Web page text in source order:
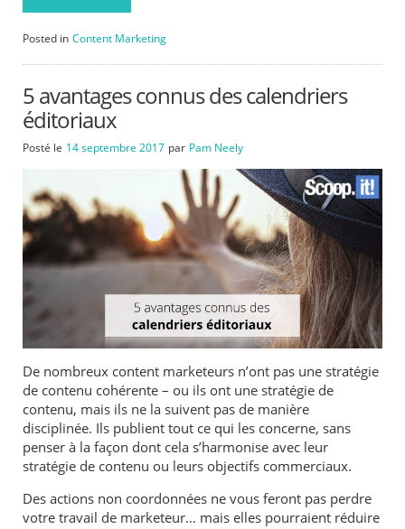
Posted in Content Marketing
5 avantages connus des calendriers
éditoriaux
Posté le 14 septembre 2017 par Pam Neely
De nombreux content marketeurs n’ont pas une stratégie
de contenu cohérente – ou ils ont une stratégie de
contenu, mais ils ne la suivent pas de manière
disciplinée. Ils publient tout ce qui les concerne, sans
penser à la façon dont cela s’harmonise avec leur
stratégie de contenu ou leurs objectifs commerciaux.
Des actions non coordonnées ne vous feront pas perdre
votre travail de marketeur… mais elles pourraient réduire